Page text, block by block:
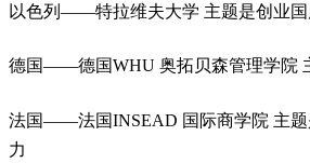
以色列——特拉维夫大学 主题是创业
德国——德国WHU 奥拓贝森管理学院
法国——法国INSEAD 国际商学院 主题
力